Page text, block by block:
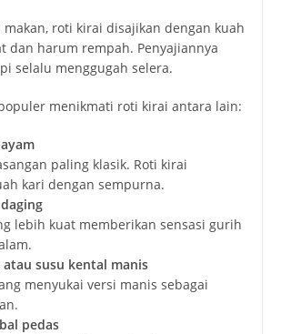
makan, roti kirai disajikan dengan kuah
dan harum rempah. Penyajiannya
selalu menggugah selera.
menikmati roti kirai antara lain:
paling klasik. Roti kirai
kari dengan sempurna.
lebih kuat memberikan sensasi gurih
atau susu kental manis
menyukai versi manis sebagai
pedas